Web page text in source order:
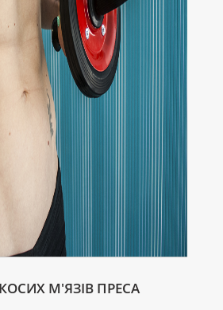
М'ЯЗІВ ПРЕСА